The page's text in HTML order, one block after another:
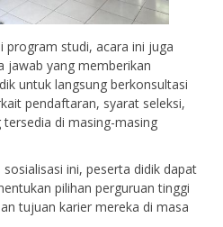
program studi, acara ini juga
jawab yang memberikan
untuk langsung berkonsultasi
pendaftaran, syarat seleksi,
di masing-masing
ini, peserta didik dapat
pilihan perguruan tinggi
tujuan karier mereka di masa